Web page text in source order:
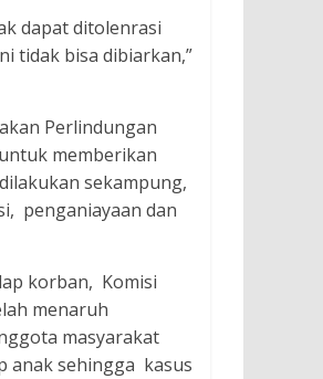
dapat ditolenrasi
tidak bisa dibiarkan,”
Perlindungan
memberikan
sekampung,
penganiayaan dan
korban, Komisi
menaruh
masyarakat
anak sehingga kasus